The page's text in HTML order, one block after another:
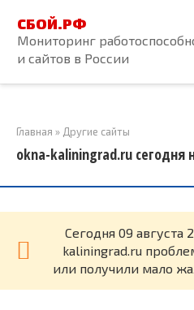
контенту
СБОЙ.РФ
Мониторинг
и сайтов в России
Главная » Другие сайты
okna-kaliningrad.ru сегодня
Cегодня 09 августа
kaliningrad.ru
или получили мало